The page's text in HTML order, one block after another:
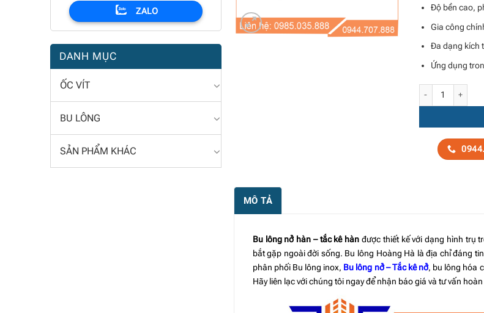
ZALO
DANH MỤC
ỐC VÍT
BU LÔNG
SẢN PHẨM KHÁC
Độ bền cao,
Gia công
Đa dạng kích
Ứng dụng
MÔ TẢ
Bu lông nở hàn – tắc kê hàn được thiết kế với dạng hình trụ
bắt gặp ngoài đời sống. Bu lông Hoàng Hà là địa chỉ đáng
phân phối Bu lông inox, Bu lông nở – Tắc kê nở, bu lông hóa
Hãy liên lạc với chúng tôi ngay để nhận báo giá và tư vấn